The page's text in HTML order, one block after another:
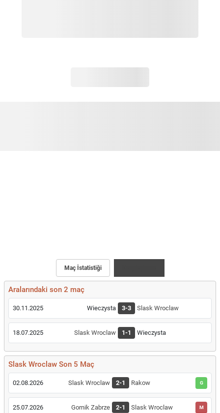
Maç İstatistiği
Aralarındaki son 2 maç
30.11.2025 Wieczysta 3-3 Slask Wroclaw
18.07.2025 Slask Wroclaw 1-1 Wieczysta
Slask Wroclaw Son 5 Maç
02.08.2026 Slask Wroclaw 2-1 Rakow G
25.07.2026 Gornik Zabrze 2-1 Slask Wroclaw M